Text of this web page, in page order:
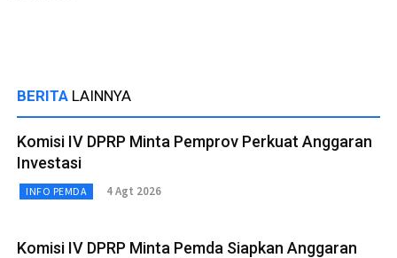
BERITA LAINNYA
Komisi IV DPRP Minta Pemprov Perkuat Anggaran
Investasi
INFO PEMDA 4 Agt 2026
Komisi IV DPRP Minta Pemda Siapkan Anggaran